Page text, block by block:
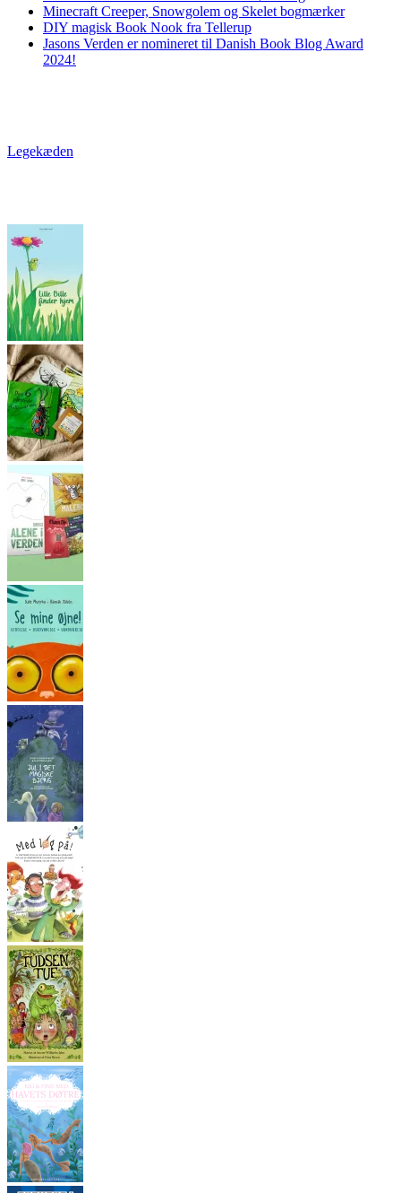
Minecraft Creeper, Snowgolem og Skelet bogmærker
DIY magisk Book Nook fra Tellerup
Jasons Verden er nomineret til Danish Book Blog Award
2024!
Legekæden